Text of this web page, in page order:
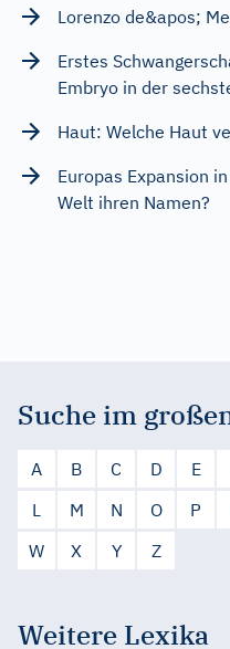
Lorenzo de&apos;
Erstes
Embryo in der
Haut: Welche Haut
Europas Expansion
Welt ihren Namen?
Suche im
A B C D E
L
M N O P
W
X Y Z
Weitere Lexika